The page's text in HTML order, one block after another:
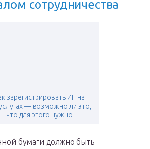
сотрудничества
зарегистрировать ИП на
— возможно ли это,
что для этого нужно
бумаги должно быть